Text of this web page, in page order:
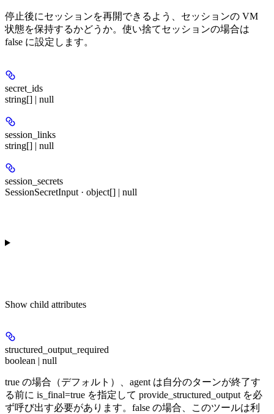
停止後にセッションを再開できるよう、セッションの VM
状態を保持するかどうか。使い捨てセッションの場合は
false に設定します。
secret_ids
string[] | null
session_links
string[] | null
session_secrets
SessionSecretInput · object[] | null
Show child attributes
structured_output_required
boolean | null
true の場合（デフォルト）、agent は自分のターンが終了す
る前に is_final=true を指定して provide_structured_output を必
ず呼び出す必要があります。false の場合、このツールは利